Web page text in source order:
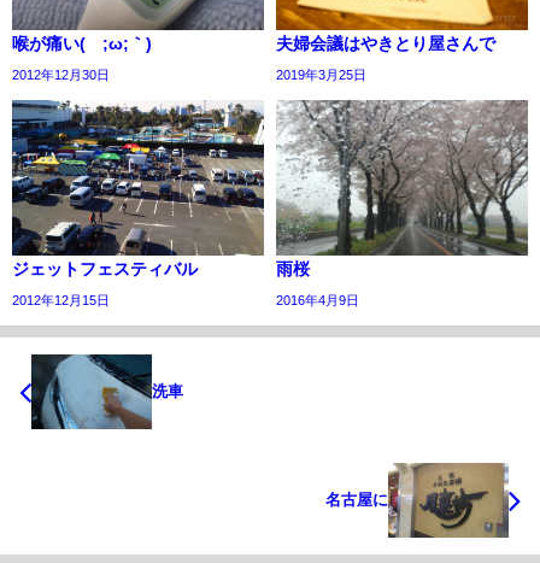
喉が痛い(´;ω;｀)
2012年12月30日
夫婦会議はやきとり屋さんで
2019年3月25日
ジェットフェスティバル
2012年12月15日
雨桜
2016年4月9日
洗車
名古屋に